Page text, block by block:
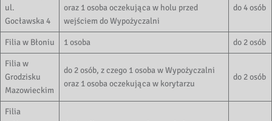
ul.
Gocławska 4
oraz 1 osoba oczekująca w holu przed
wejściem do Wypożyczalni
do 4 osób
Filia w Błoniu 1 osoba do 2 osób
Filia w
Grodzisku
Mazowieckim
do 2 osób, z czego 1 osoba w Wypożyczalni
oraz 1 osoba oczekująca w korytarzu
do 2 osób
Filia